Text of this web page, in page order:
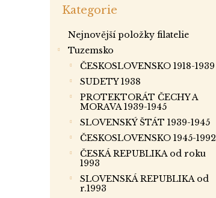
kategorie
Kategorie
Nejnovější položky filatelie
Tuzemsko
ČESKOSLOVENSKO 1918-1939
SUDETY 1938
PROTEKTORÁT ČECHY A
MORAVA 1939-1945
SLOVENSKÝ ŠTÁT 1939-1945
ČESKOSLOVENSKO 1945-1992
ČESKÁ REPUBLIKA od roku
1993
SLOVENSKÁ REPUBLIKA od
r.1993